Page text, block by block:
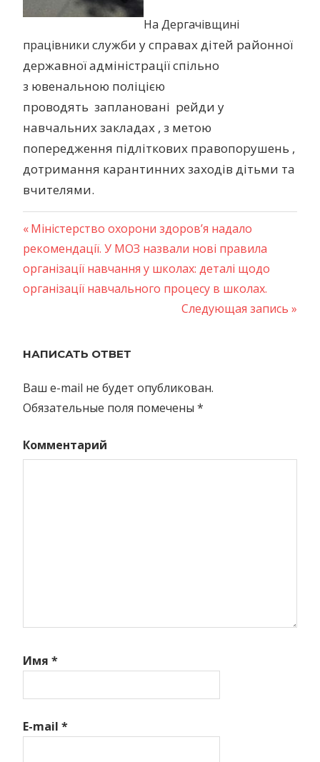
На Дергачівщині
працівники служби у справах дітей районної
державної адміністраціїспільно
з ювенальною поліцією
проводять заплановані рейди у
навчальних закладах , з метою
попередження підліткових правопорушень ,
дотримання карантинних заходів дітьми та
вчителями.
Навигация
по
Предыдущая
запись:
Міністерство охорони здоров’я надало
рекомендації. У МОЗ назвали нові правила
організації навчання у школах: деталі щодо
організації навчального процесу в школах.
Следующая
Следующая запись
НАПИСАТЬ ОТВЕТ
Ваш e-mail не будет опубликован.
Обязательные поля помечены *
Комментарий
Имя *
E-mail *